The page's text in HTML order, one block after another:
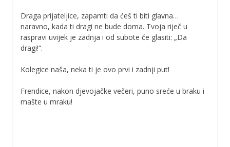
Draga prijateljice, zapamti da ćeš ti biti glavna…
naravno, kada ti dragi ne bude doma. Tvoja riječ u
raspravi uvijek je zadnja i od subote će glasiti: „Da
dragi!“.
Kolegice naša, neka ti je ovo prvi i zadnji put!
Frendice, nakon djevojačke večeri, puno sreće u braku i
mašte u mraku!